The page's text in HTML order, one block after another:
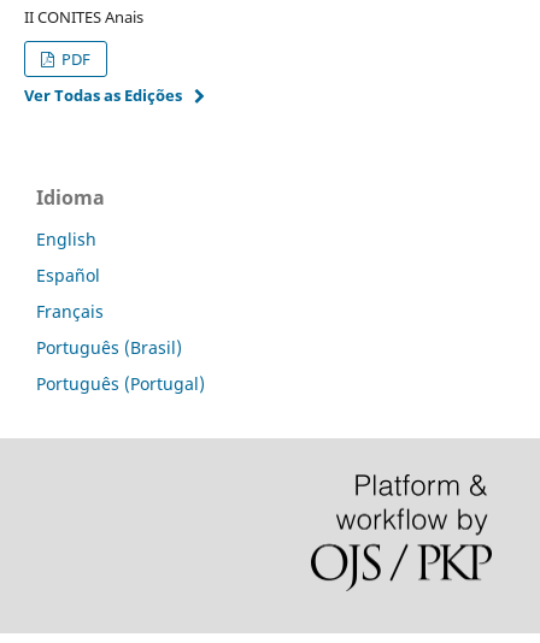
II CONITES Anais
PDF
Ver Todas as Edições
Idioma
English
Español
Français
Português (Brasil)
Português (Portugal)